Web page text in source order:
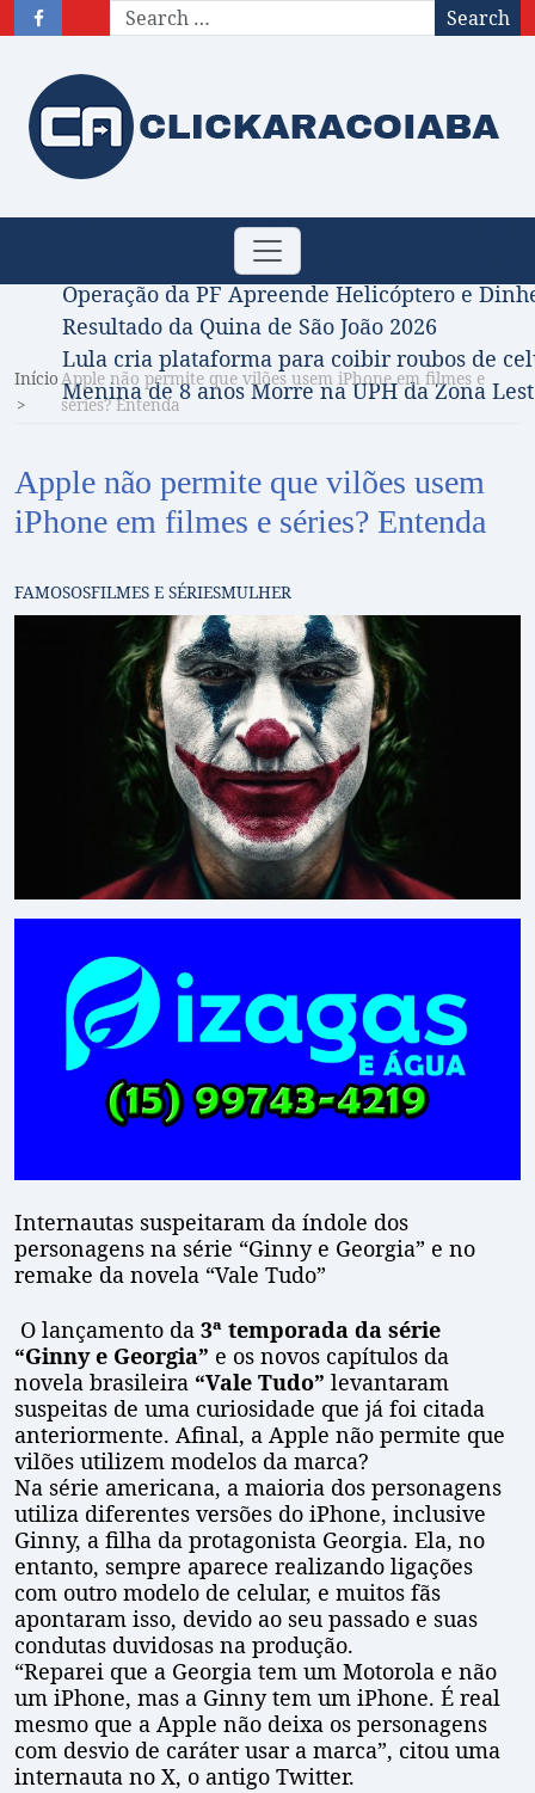
Search
Toggle
navigation
Obituário – Nota de falecimento: 31/07/2026
Comissão Aprova Projeto de Jilmar Tatto
Operação da PF Apreende Helicóptero e
Resultado da Quina de São João 2026
Lula cria plataforma para coibir roubos de
Menina de 8 anos Morre na UPH da Zona
InícioApple não permite que vilões usem iPhone em filmes e
séries? Entenda
Apple não permite que vilões usem
iPhone em filmes e séries? Entenda
FAMOSOSFILMES E SÉRIESMULHER
Internautas suspeitaram da índole dos
personagens na série “Ginny e Georgia” e no
remake da novela “Vale Tudo”
O lançamento da 3ª temporada da série
“Ginny e Georgia” e os novos capítulos da
novela brasileira “Vale Tudo” levantaram
suspeitas de uma curiosidade que já foi citada
anteriormente. Afinal, a Apple não permite que
vilões utilizem modelos da marca?
Na série americana, a maioria dos personagens
utiliza diferentes versões do iPhone, inclusive
Ginny, a filha da protagonista Georgia. Ela, no
entanto, sempre aparece realizando ligações
com outro modelo de celular, e muitos fãs
apontaram isso, devido ao seu passado e suas
condutas duvidosas na produção.
“Reparei que a Georgia tem um Motorola e não
um iPhone, mas a Ginny tem um iPhone. É real
mesmo que a Apple não deixa os personagens
com desvio de caráter usar a marca”, citou uma
internauta no X, o antigo Twitter.